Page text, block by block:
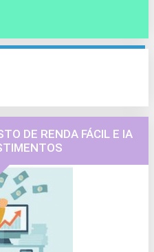
DE RENDA FÁCIL E IA